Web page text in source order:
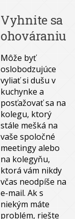
Vyhnite sa
ohováraniu
Môže byť
oslobodzujúce
vyliať si dušu v
kuchynke a
posťažovať sa na
kolegu, ktorý
stále mešká na
vaše spoločné
meetingy alebo
na kolegyňu,
ktorá vám nikdy
včas neodpíše na
e-mail. Ak s
niekým máte
problém, riešte